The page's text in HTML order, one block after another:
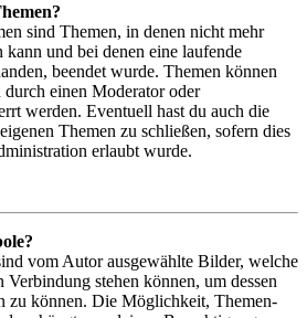
sind Themen, in denen nicht mehr
kann und bei denen eine laufende
beendet wurde. Themen können
einen Moderator oder
werden. Eventuell hast du auch die
Themen zu schließen, sofern dies
erlaubt wurde.
vom Autor ausgewählte Bilder, welche
stehen können, um dessen
zu können. Die Möglichkeit, Themen-